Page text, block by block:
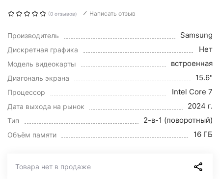
(0 отзывов) Написать отзыв
Производитель Samsung
Дискретная графика Нет
Модель видеокарты встроенная
Диагональ экрана 15.6"
Процессор Intel Core 7
Дата выхода на рынок 2024 г.
Тип 2-в-1 (поворотный)
Объём памяти 16 ГБ
Товара нет в продаже